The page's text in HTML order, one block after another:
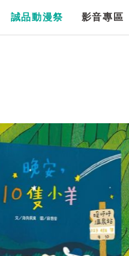
誠品動漫祭 影音專區